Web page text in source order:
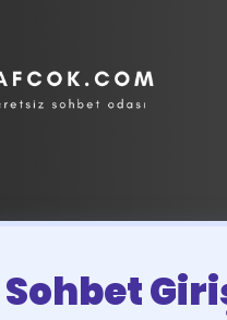
Sohbet